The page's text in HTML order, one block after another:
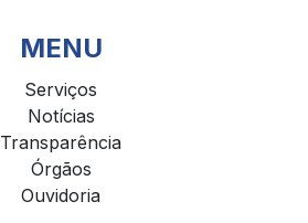
MENU
Serviços
Notícias
Transparência
Órgãos
Ouvidoria